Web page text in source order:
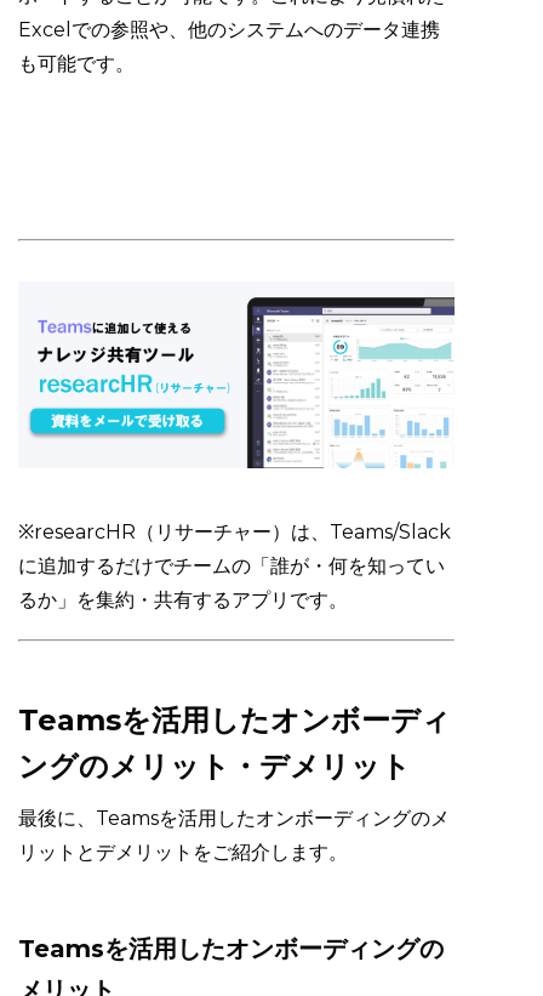
Excelでの参照や、他のシステムへのデータ連携
も可能です。
※researcHR（リサーチャー）は、Teams/Slack
に追加するだけでチームの「誰が・何を知ってい
るか」を集約・共有するアプリです。
Teamsを活用したオンボーディ
ングのメリット・デメリット
最後に、Teamsを活用したオンボーディングのメ
リットとデメリットをご紹介します。
Teamsを活用したオンボーディングの
メリット